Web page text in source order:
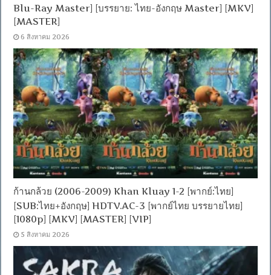
Blu-Ray Master] [บรรยาย: ไทย-อังกฤษ Master] [MKV]
[MASTER]
6 สิงหาคม 2026
ก้านกล้วย (2006-2009) Khan Kluay 1-2 [พากย์:ไทย]
[SUB:ไทย+อังกฤษ] HDTV.AC-3 [พากย์ไทย บรรยายไทย]
[1080p] [MKV] [MASTER] [VIP]
5 สิงหาคม 2026